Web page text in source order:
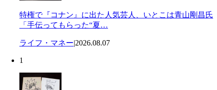
特権で『コナン』に出た人気芸人、いとこは青山剛昌氏
「手伝ってもらった“夏…
ライフ・マネー|2026.08.07
1